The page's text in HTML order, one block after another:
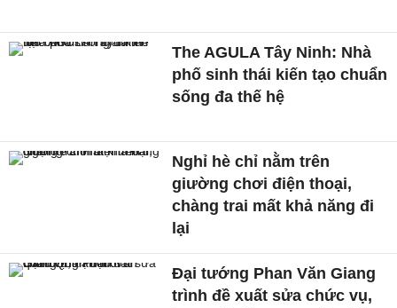
The AGULA Tây Ninh: Nhà
phố sinh thái kiến tạo chuẩn
sống đa thế hệ
Nghỉ hè chỉ nằm trên
giường chơi điện thoại,
chàng trai mất khả năng đi
lại
Đại tướng Phan Văn Giang
trình đề xuất sửa chức vụ,